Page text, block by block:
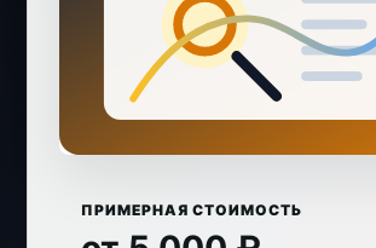
ПРИМЕРНАЯ СТОИМОСТЬ